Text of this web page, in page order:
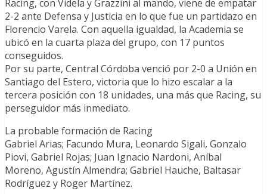
Racing, con Videla y Grazzini al mando, viene de empatar
2-2 ante Defensa y Justicia en lo que fue un partidazo en
Florencio Varela. Con aquella igualdad, la Academia se
ubicó en la cuarta plaza del grupo, con 17 puntos
conseguidos.
Por su parte, Central Córdoba venció por 2-0 a Unión en
Santiago del Estero, victoria que lo hizo escalar a la
tercera posición con 18 unidades, una más que Racing, su
perseguidor más inmediato.
La probable formación de Racing
Gabriel Arias; Facundo Mura, Leonardo Sigali, Gonzalo
Piovi, Gabriel Rojas; Juan Ignacio Nardoni, Aníbal
Moreno, Agustín Almendra; Gabriel Hauche, Baltasar
Rodríguez y Roger Martínez.